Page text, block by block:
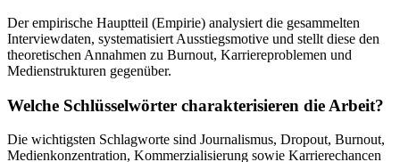
Der empirische Hauptteil (Empirie) analysiert die gesammelten
Interviewdaten, systematisiert Ausstiegsmotive und stellt diese den
theoretischen Annahmen zu Burnout, Karriereproblemen und
Medienstrukturen gegenüber.
Welche Schlüsselwörter charakterisieren die Arbeit?
Die wichtigsten Schlagworte sind Journalismus, Dropout, Burnout,
Medienkonzentration, Kommerzialisierung sowie Karrierechancen